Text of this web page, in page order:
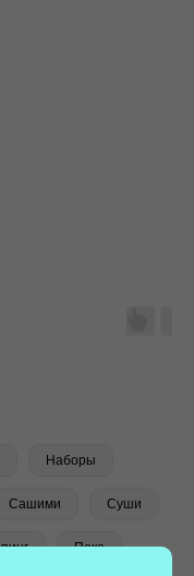
Наборы
Сашими Суши
Поке